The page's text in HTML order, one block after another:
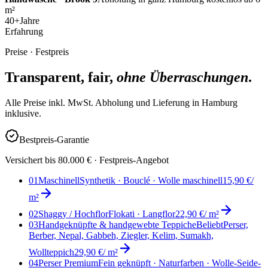
m²
40+Jahre
Erfahrung
Preise · Festpreis
Transparent, fair, ohne Überraschungen.
Alle Preise inkl. MwSt. Abholung und Lieferung in Hamburg
inklusive.
Bestpreis-Garantie
Versichert bis 80.000 € · Festpreis-Angebot
01MaschinellSynthetik · Bouclé · Wolle maschinell15,90 €/
m²
02Shaggy / HochflorFlokati · Langflor22,90 €/ m²
03Handgeknüpfte & handgewebte TeppicheBeliebtPerser,
Berber, Nepal, Gabbeh, Ziegler, Kelim, Sumakh,
Wollteppich29,90 €/ m²
04Perser PremiumFein geknüpft · Naturfarben · Wolle-Seide-